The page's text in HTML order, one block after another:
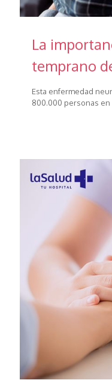
La
temprano
Esta enfermedad
800.000 personas en